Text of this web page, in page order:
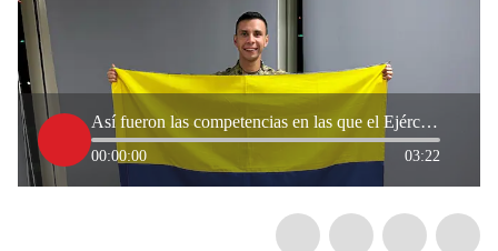
Así fueron las competencias en las que el Ejército de Colombia resultó campeón en el Sinaí
00:00:00 03:22